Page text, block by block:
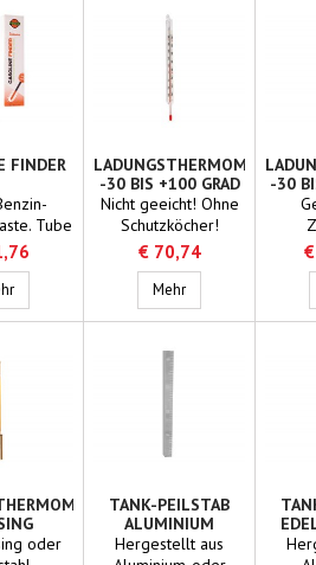
FINDER
Tube
g.
Gasoline Finder
LADUNGSTHERMOMETER
-30 BIS +100 GRAD
Nicht geeicht! Ohne
Schutzköcher!
€ 70,74
Mehr
-30
oder
TANK-PEILSTAB
ALUMINIUM
Hergestellt aus